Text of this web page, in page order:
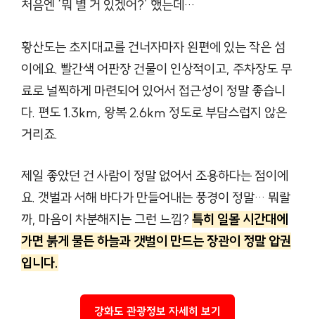
처음엔 ‘뭐 별 거 있겠어?’ 했는데…
황산도는 초지대교를 건너자마자 왼편에 있는 작은 섬
이에요. 빨간색 어판장 건물이 인상적이고, 주차장도 무
료로 널찍하게 마련되어 있어서 접근성이 정말 좋습니
다. 편도 1.3km, 왕복 2.6km 정도로 부담스럽지 않은
거리죠.
제일 좋았던 건 사람이 정말 없어서 조용하다는 점이에
요. 갯벌과 서해 바다가 만들어내는 풍경이 정말… 뭐랄
까, 마음이 차분해지는 그런 느낌? 특히 일몰 시간대에
가면 붉게 물든 하늘과 갯벌이 만드는 장관이 정말 압권
입니다.
강화도 관광정보 자세히 보기